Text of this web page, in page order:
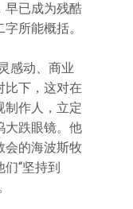
早已成为残酷
所能概括。
感动、商业
比下，这对在
制作人，立定
大跌眼镜。他
会的海波斯牧
“坚持到